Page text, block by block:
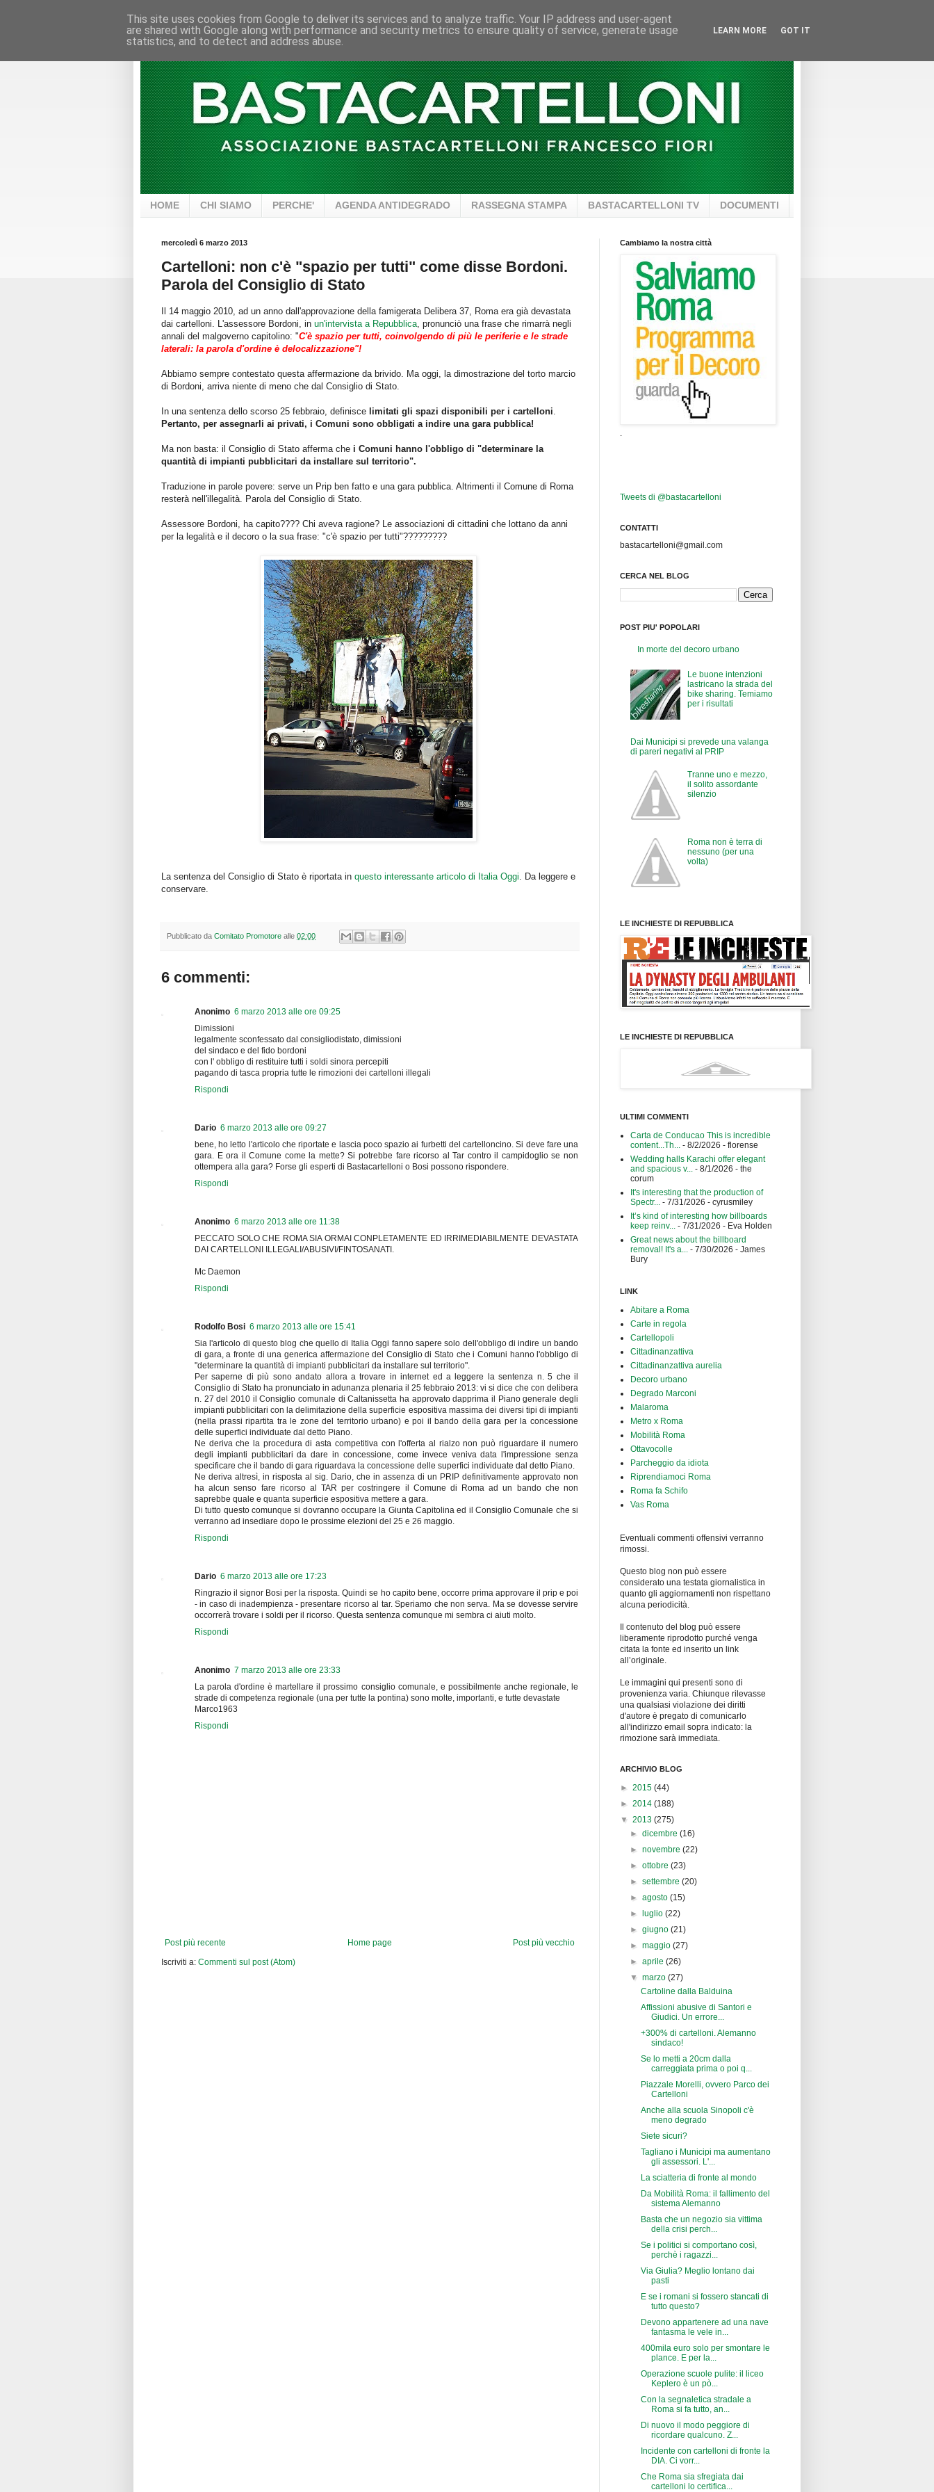
HOME CHI SIAMO PERCHE' AGENDA ANTIDEGRADO RASSEGNA STAMPA BASTACARTELLONI TV DOCUMENTI
mercoledì 6 marzo 2013
Cartelloni: non c'è "spazio per tutti" come disse Bordoni.
Parola del Consiglio di Stato
Il 14 maggio 2010, ad un anno dall'approvazione della famigerata Delibera 37, Roma era già devastata
dai cartelloni. L'assessore Bordoni, in un'intervista a Repubblica, pronunciò una frase che rimarrà negli
annali del malgoverno capitolino: "C'è spazio per tutti, coinvolgendo di più le periferie e le strade
laterali: la parola d'ordine è delocalizzazione"!
Abbiamo sempre contestato questa affermazione da brivido. Ma oggi, la dimostrazione del torto marcio
di Bordoni, arriva niente di meno che dal Consiglio di Stato.
In una sentenza dello scorso 25 febbraio, definisce limitati gli spazi disponibili per i cartelloni.
Pertanto, per assegnarli ai privati, i Comuni sono obbligati a indire una gara pubblica!
Ma non basta: il Consiglio di Stato afferma che i Comuni hanno l'obbligo di "determinare la
quantità di impianti pubblicitari da installare sul territorio".
Traduzione in parole povere: serve un Prip ben fatto e una gara pubblica. Altrimenti il Comune di Roma
resterà nell'illegalità. Parola del Consiglio di Stato.
Assessore Bordoni, ha capito???? Chi aveva ragione? Le associazioni di cittadini che lottano da anni
per la legalità e il decoro o la sua frase: "c'è spazio per tutti"?????????
La sentenza del Consiglio di Stato è riportata in questo interessante articolo di Italia Oggi. Da leggere e
conservare.
Pubblicato da Comitato Promotore alle 02:00
6 commenti:
Anonimo 6 marzo 2013 alle ore 09:25
Dimissioni
legalmente sconfessato dal consigliodistato, dimissioni
del sindaco e del fido bordoni
con l' obbligo di restituire tutti i soldi sinora percepiti
pagando di tasca propria tutte le rimozioni dei cartelloni illegali
Rispondi
Dario 6 marzo 2013 alle ore 09:27
bene, ho letto l'articolo che riportate e lascia poco spazio ai furbetti del cartelloncino. Si deve fare una
gara. E ora il Comune come la mette? Si potrebbe fare ricorso al Tar contro il campidoglio se non
ottempera alla gara? Forse gli esperti di Bastacartelloni o Bosi possono rispondere.
Rispondi
Anonimo 6 marzo 2013 alle ore 11:38
PECCATO SOLO CHE ROMA SIA ORMAI CONPLETAMENTE ED IRRIMEDIABILMENTE DEVASTATA
DAI CARTELLONI ILLEGALI/ABUSIVI/FINTOSANATI.
Mc Daemon
Rispondi
Rodolfo Bosi 6 marzo 2013 alle ore 15:41
Sia l'articolo di questo blog che quello di Italia Oggi fanno sapere solo dell'obbligo di indire un bando
di gara, a fronte di una generica affermazione del Consiglio di Stato che i Comuni hanno l'obbligo di
"determinare la quantità di impianti pubblicitari da installare sul territorio".
Per saperne di più sono andato allora a trovare in internet ed a leggere la sentenza n. 5 che il
Consiglio di Stato ha pronunciato in adunanza plenaria il 25 febbraio 2013: vi si dice che con delibera
n. 27 del 2010 il Consiglio comunale di Caltanissetta ha approvato dapprima il Piano generale degli
impianti pubblicitari con la delimitazione della superficie espositiva massima dei diversi tipi di impianti
(nella prassi ripartita tra le zone del territorio urbano) e poi il bando della gara per la concessione
delle superfici individuate dal detto Piano.
Ne deriva che la procedura di asta competitiva con l'offerta al rialzo non può riguardare il numero
degli impianti pubblicitari da dare in concessione, come invece veniva data l'impressione senza
specificare che il bando di gara riguardava la concessione delle superfici individuate dal detto Piano.
Ne deriva altresì, in risposta al sig. Dario, che in assenza di un PRIP definitivamente approvato non
ha alcun senso fare ricorso al TAR per costringere il Comune di Roma ad un bando che non
saprebbe quale e quanta superficie espositiva mettere a gara.
Di tutto questo comunque si dovranno occupare la Giunta Capitolina ed il Consiglio Comunale che si
verranno ad insediare dopo le prossime elezioni del 25 e 26 maggio.
Rispondi
Dario 6 marzo 2013 alle ore 17:23
Ringrazio il signor Bosi per la risposta. Quindi se ho capito bene, occorre prima approvare il prip e poi
- in caso di inadempienza - presentare ricorso al tar. Speriamo che non serva. Ma se dovesse servire
occorrerà trovare i soldi per il ricorso. Questa sentenza comunque mi sembra ci aiuti molto.
Rispondi
Anonimo 7 marzo 2013 alle ore 23:33
La parola d'ordine è martellare il prossimo consiglio comunale, e possibilmente anche regionale, le
strade di competenza regionale (una per tutte la pontina) sono molte, importanti, e tutte devastate
Marco1963
Rispondi
Post più recente Post più vecchio
Home page
Iscriviti a: Commenti sul post (Atom)
Cambiamo la nostra città
Tweets di @bastacartelloni
CONTATTI
bastacartelloni@gmail.com
CERCA NEL BLOG
POST PIU' POPOLARI
In morte del decoro urbano
Le buone intenzioni
lastricano la strada del
bike sharing. Temiamo
per i risultati
Dai Municipi si prevede una valanga
di pareri negativi al PRIP
Tranne uno e mezzo,
il solito assordante
silenzio
Roma non è terra di
nessuno (per una
volta)
LE INCHIESTE DI REPUBBLICA
LE INCHIESTE DI REPUBBLICA
ULTIMI COMMENTI
Carta de Conducao This is incredible
content...Th... - 8/2/2026 - florense
Wedding halls Karachi offer elegant
and spacious v... - 8/1/2026 - the
corum
It's interesting that the production of
Spectr... - 7/31/2026 - cyrusmiley
It’s kind of interesting how billboards
keep reinv... - 7/31/2026 - Eva Holden
Great news about the billboard
removal! It's a... - 7/30/2026 - James
Bury
LINK
Abitare a Roma
Carte in regola
Cartellopoli
Cittadinanzattiva
Cittadinanzattiva aurelia
Decoro urbano
Degrado Marconi
Malaroma
Metro x Roma
Mobilità Roma
Ottavocolle
Parcheggio da idiota
Riprendiamoci Roma
Roma fa Schifo
Vas Roma
Eventuali commenti offensivi verranno
rimossi.
Questo blog non può essere
considerato una testata giornalistica in
quanto gli aggiornamenti non rispettano
alcuna periodicità.
Il contenuto del blog può essere
liberamente riprodotto purché venga
citata la fonte ed inserito un link
all’originale.
Le immagini qui presenti sono di
provenienza varia. Chiunque rilevasse
una qualsiasi violazione dei diritti
d'autore è pregato di comunicarlo
all'indirizzo email sopra indicato: la
rimozione sarà immediata.
ARCHIVIO BLOG
► 2015 (44)
► 2014 (188)
▼ 2013 (275)
►dicembre(16)
►novembre(22)
►ottobre(23)
►settembre(20)
►agosto(15)
►
luglio(22)
►giugno(21)
►maggio(27)
►aprile(26)
▼marzo(27)
Cartoline dalla Balduina
Affissioni abusive di Santori e
Giudici. Un errore...
+300% di cartelloni. Alemanno
sindaco!
Se lo metti a 20cm dalla
carreggiata prima o poi q...
Piazzale Morelli, ovvero Parco dei
Cartelloni
Anche alla scuola Sinopoli c'è
meno degrado
Siete sicuri?
Tagliano i Municipi ma aumentano
gli assessori. L'...
La sciatteria di fronte al mondo
Da Mobilità Roma: il fallimento del
sistema Alemanno
Basta che un negozio sia vittima
della crisi perch...
Se i politici si comportano così,
perchè i ragazzi...
Via Giulia? Meglio lontano dai
pasti
E se i romani si fossero stancati di
tutto questo?
Devono appartenere ad una nave
fantasma le vele in...
400mila euro solo per smontare le
plance. E per la...
Operazione scuole pulite: il liceo
Keplero è un pò...
Con la segnaletica stradale a
Roma si fa tutto, an...
Di nuovo il modo peggiore di
ricordare qualcuno. Z...
Incidente con cartelloni di fronte la
DIA. Ci vorr...
Che Roma sia sfregiata dai
cartelloni lo certifica...
This site uses cookies from Google to deliver its services and to analyze traffic. Your IP address and user-agent
are shared with Google along with performance and security metrics to ensure quality of service, generate usage
statistics, and to detect and address abuse.
LEARN MORE GOT IT